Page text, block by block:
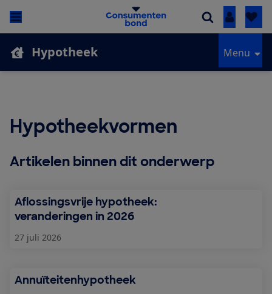
Inloggen
Hypotheek Menu
Hypotheekvormen
Artikelen binnen dit onderwerp
Aflossingsvrije hypotheek:
veranderingen in 2026
27 juli 2026
Annuïteitenhypotheek